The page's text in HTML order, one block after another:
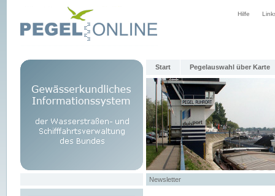
Hilfe
Start Pegelauswahl über Karte
Newsletter